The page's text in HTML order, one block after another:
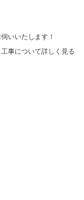
いいたします！
工事について詳しく見る